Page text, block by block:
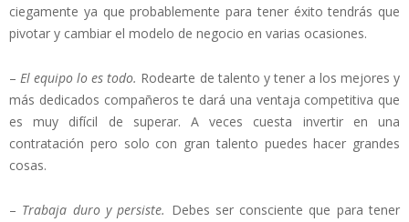
ciegamente ya que probablemente para tener éxito tendrás que
pivotar y cambiar el modelo de negocio en varias ocasiones.
–El equipo lo es todo. Rodearte de talento y tener a los mejores y
más dedicados compañeros te dará una ventaja competitiva que
es muy difícil de superar. A veces cuesta invertir en una
contratación pero solo con gran talento puedes hacer grandes
cosas.
– Trabaja duro y persiste. Debes ser consciente que para tener